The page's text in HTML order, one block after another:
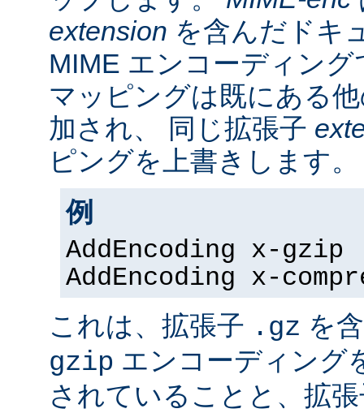
extension を含んだドキ
MIME エンコーディン
マッピングは既にある
加され、 同じ拡張子
ピングを上書きします。
例
AddEncoding x-gzip
AddEncoding x-
これは、拡張子 .gz を
gzip エンコーディング
されていることと、拡